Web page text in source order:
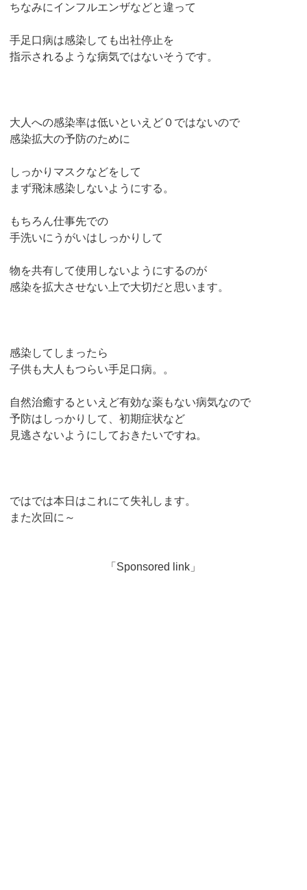
ちなみにインフルエンザなどと違って
手足口病は感染しても出社停止を
指示されるような病気ではないそうです。
大人への感染率は低いといえど０ではないので
感染拡大の予防のために
しっかりマスクなどをして
まず飛沫感染しないようにする。
もちろん仕事先での
手洗いにうがいはしっかりして
物を共有して使用しないようにするのが
感染を拡大させない上で大切だと思います。
感染してしまったら
子供も大人もつらい手足口病。。
自然治癒するといえど有効な薬もない病気なので
予防はしっかりして、初期症状など
見逃さないようにしておきたいですね。
ではでは本日はこれにて失礼します。
また次回に～
「Sponsored link」